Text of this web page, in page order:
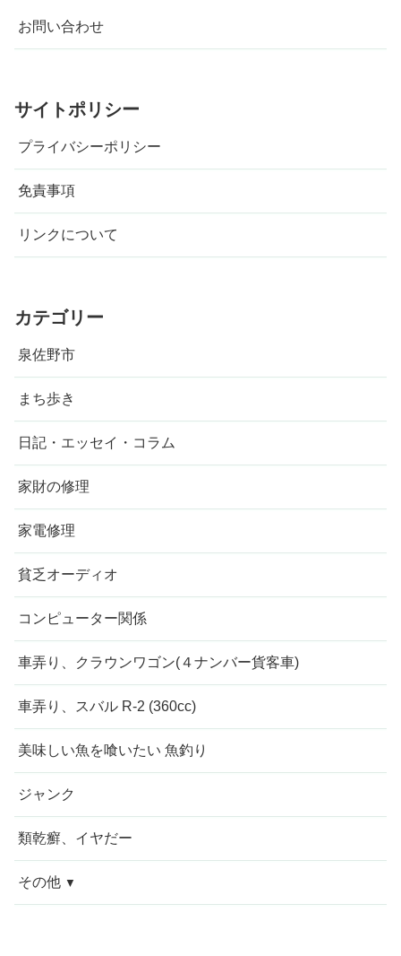
お問い合わせ
サイトポリシー
プライバシーポリシー
免責事項
リンクについて
カテゴリー
泉佐野市
まち歩き
日記・エッセイ・コラム
家財の修理
家電修理
貧乏オーディオ
コンピューター関係
車弄り、クラウンワゴン(４ナンバー貨客車)
車弄り、スバル R-2 (360cc)
美味しい魚を喰いたい 魚釣り
ジャンク
類乾癬、イヤだー
その他